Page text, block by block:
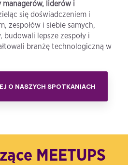
liderów i
się doświadczeniem i
zespołów i siebie samych,
lepsze zespoły i
branżę technologiczną w
O NASZYCH SPOTKANIACH
MEETUPS